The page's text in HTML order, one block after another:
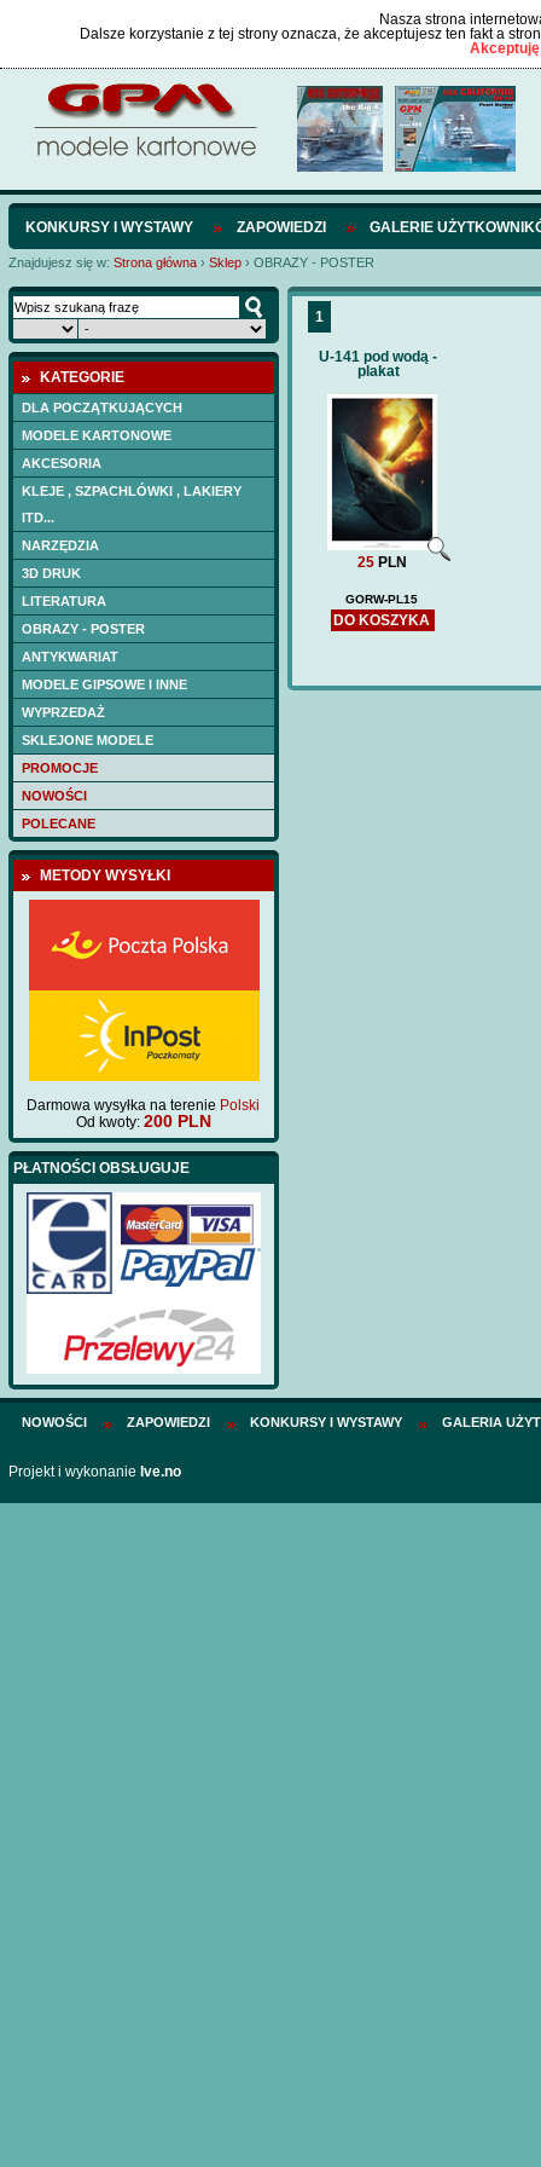
Nasza strona
Dalsze korzystanie z tej strony oznacza, że akceptujesz ten fakt a
KONKURSY I WYSTAWY ZAPOWIEDZI GALERIE
Znajdujesz się w: Strona główna › Sklep › OBRAZY - POSTER
KATEGORIE
DLA POCZĄTKUJĄCYCH
MODELE KARTONOWE
AKCESORIA
KLEJE , SZPACHLÓWKI , LAKIERY
ITD...
NARZĘDZIA
3D DRUK
LITERATURA
OBRAZY - POSTER
ANTYKWARIAT
MODELE GIPSOWE I INNE
WYPRZEDAŻ
SKLEJONE MODELE
PROMOCJE
NOWOŚCI
POLECANE
METODY WYSYŁKI
Darmowa wysyłka na terenie Polski
Od kwoty: 200 PLN
PŁATNOŚCI OBSŁUGUJE
1
U-141 pod wodą -
plakat
25 PLN
GORW-PL15
DO KOSZYKA
NOWOŚCI ZAPOWIEDZI KONKURSY I WYSTAWY GALERIA
Projekt i wykonanie Ive.no